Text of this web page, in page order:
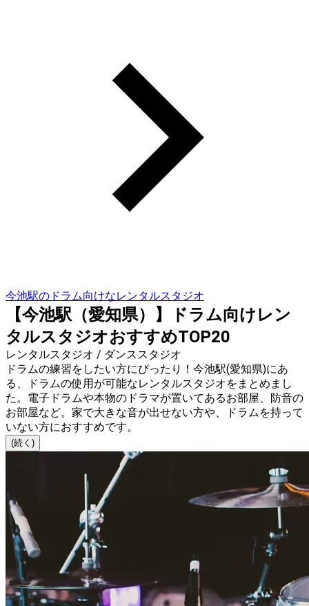
今池駅のドラム向けなレンタルスタジオ
【今池駅（愛知県）】ドラム向けレン
タルスタジオおすすめTOP20
レンタルスタジオ / ダンススタジオ
ドラムの練習をしたい方にぴったり！今池駅(愛知県)にあ
る、ドラムの使用が可能なレンタルスタジオをまとめまし
た。電子ドラムや本物のドラマが置いてあるお部屋、防音の
お部屋など。家で大きな音が出せない方や、ドラムを持って
いない方におすすめです。
(続く)